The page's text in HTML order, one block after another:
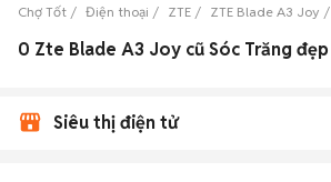
Chợ Tốt Điện thoại ZTE ZTE Blade A3 Joy
0 Zte Blade A3 Joy cũ Sóc Trăng đẹp
Siêu thị điện tử